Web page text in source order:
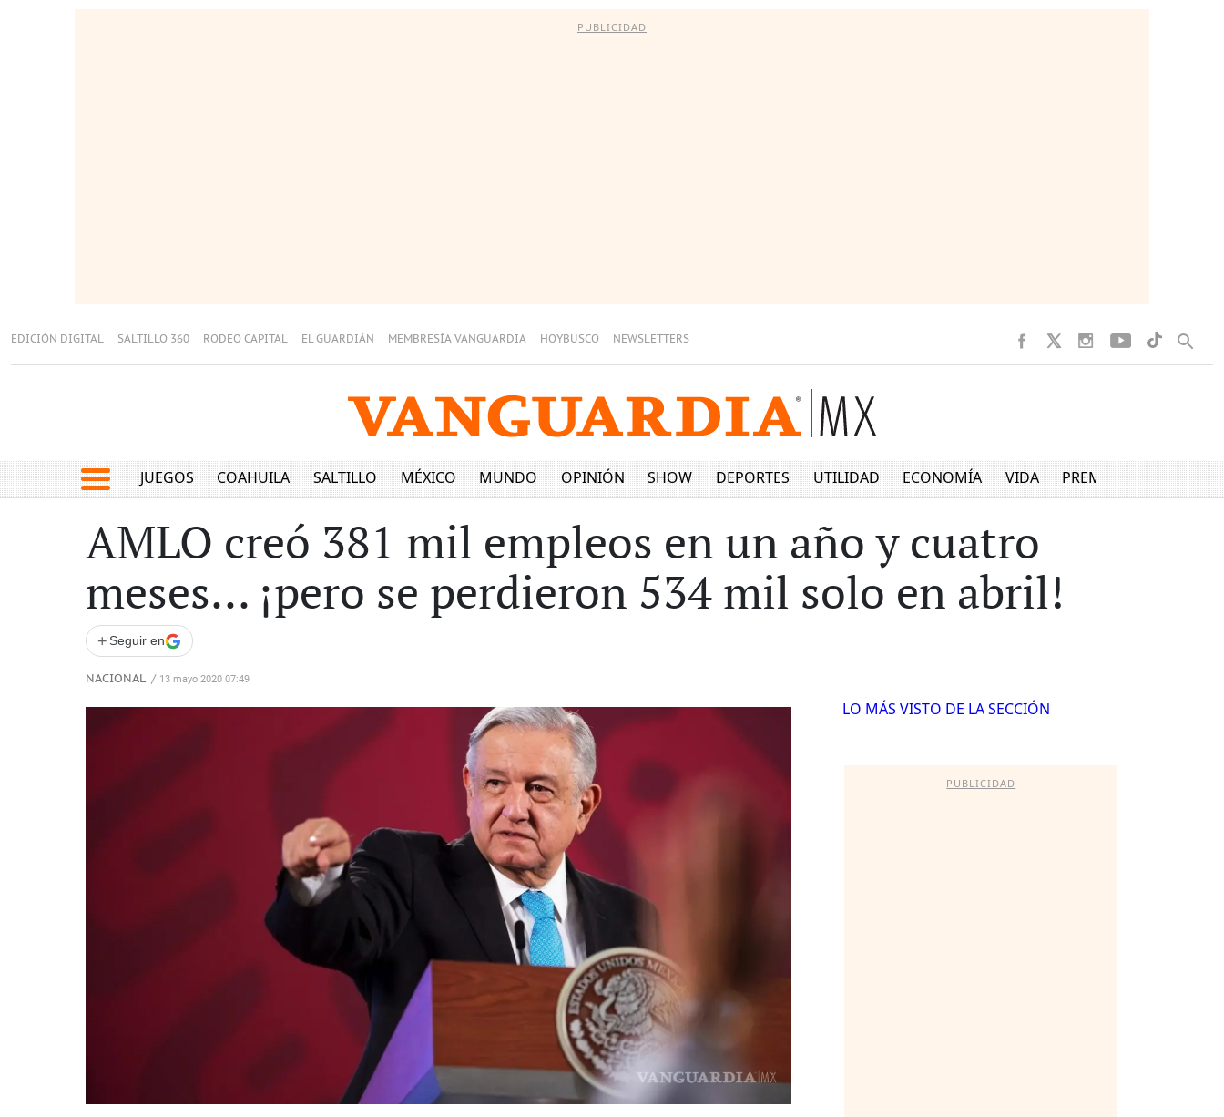
PUBLICIDAD
EDICIÓN DIGITAL SALTILLO 360 RODEO CAPITAL EL GUARDIÁN MEMBRESÍA VANGUARDIA HOYBUSCO NEWSLETTERS
JUEGOS COAHUILA SALTILLO MÉXICO MUNDO OPINIÓN SHOW DEPORTES UTILIDAD ECONOMÍA VIDA PREMIUM
AMLO creó 381 mil empleos en un año y cuatro
meses... ¡pero se perdieron 534 mil solo en abril!
+ Seguir en
NACIONAL / 13 mayo 2020 07:49
LO MÁS VISTO DE LA SECCIÓN
PUBLICIDAD